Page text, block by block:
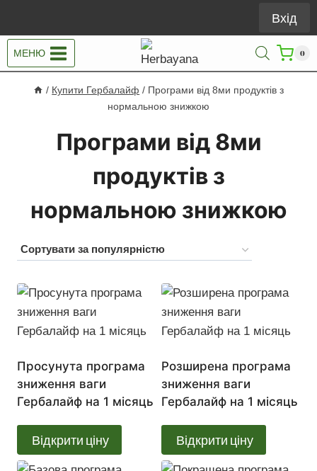
вмісту
Вхід
МЕНЮ 0
/ Купити Гербалайф / Програми від 8ми продуктів з
нормальною знижкою
Програми від 8ми
продуктів з
нормальною знижкою
Просунута програма
зниження ваги
Гербалайф на 1 місяць
Відкрити ціну
Розширена програма
зниження ваги
Гербалайф на 1 місяць
Відкрити ціну